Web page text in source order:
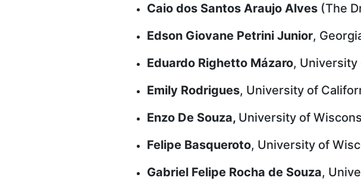
Caio dos Santos Araujo Alves (The
Edson Giovane Petrini Junior,
Eduardo Righetto Mázaro,
Emily Rodrigues, University of
Enzo De Souza, University of
Felipe Basqueroto, University of
Gabriel Felipe Rocha de Souza,